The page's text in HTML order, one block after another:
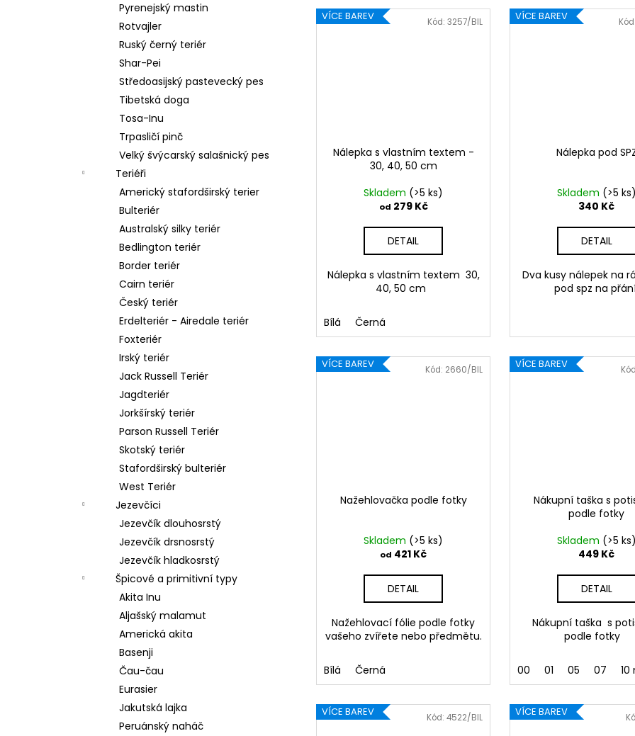
Pyrenejský mastin
Rotvajler
Ruský černý teriér
Shar-Pei
Středoasijský pastevecký pes
Tibetská doga
Tosa-Inu
Trpasličí pinč
Velký švýcarský salašnický pes
Teriéři
Americký stafordširský terier
Bulteriér
Australský silky teriér
Bedlington teriér
Border teriér
Cairn teriér
Český teriér
Erdelteriér - Airedale teriér
Foxteriér
Irský teriér
Jack Russell Teriér
Jagdteriér
Jorkšírský teriér
Parson Russell Teriér
Skotský teriér
Stafordširský bulteriér
West Teriér
Jezevčíci
Jezevčík dlouhosrstý
Jezevčík drsnosrstý
Jezevčík hladkosrstý
Špicové a primitivní typy
Akita Inu
Aljašský malamut
Americká akita
Basenji
Čau-čau
Eurasier
Jakutská lajka
Peruánský naháč
VÍCE BAREV
Nálepka s vlastním textem -
30, 40, 50 cm
Skladem (>5 ks)
od 279 Kč
DETAIL
Nálepka s vlastním textem 30,
40, 50 cm
Bílá Černá
Kód:3257/BIL VÍCE BAREV
Nálepka pod
Skladem (>5 ks)
340 Kč
DETAIL
Dva kusy nálepek na
pod spz na
Kód:
VÍCE BAREV
Nažehlovačka podle fotky
Skladem (>5 ks)
od 421 Kč
DETAIL
Nažehlovací fólie podle fotky
vašeho zvířete nebo předmětu.
Bílá Černá
Kód: 2660/BIL VÍCE BAREV
Nákupní taška s
podle fotky
Skladem (>5 ks)
449 Kč
DETAIL
Nákupní taška s
podle fotky
00 01 05 07
VÍCE BAREV Kód:4522/BIL VÍCE BAREV